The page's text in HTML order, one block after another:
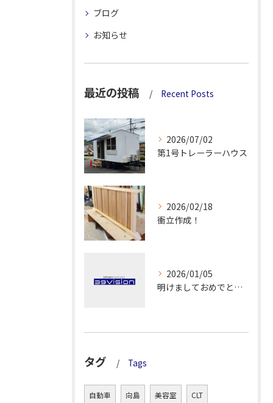
ブログ
お知らせ
最近の投稿 Recent Posts
2026/07/02
第1号トレーラーハウス
2026/02/18
衝立作成！
2026/01/05
明けましておめでとうございます！
タグ Tags
自動車 向島 美容室 CLT